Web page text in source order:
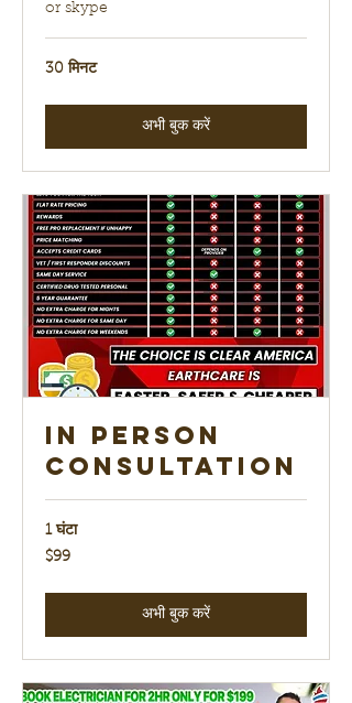
or skype
30 मिनट
अभी बुक करें
In Person
Consultation
1 घंटा
99
यूएस
$99
अभी बुक करें